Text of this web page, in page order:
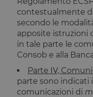
contestualmente
secondo le
apposite istruzioni
in tale parte le
Consob e alla
Parte IV,
parte sono indicati
comunicazioni di